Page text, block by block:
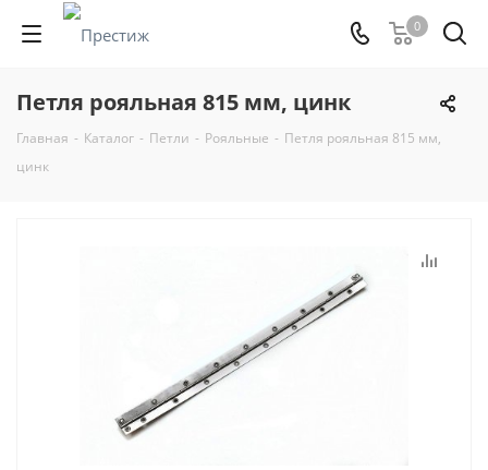
0
Петля рояльная 815 мм, цинк
Главная - Каталог - Петли - Рояльные - Петля рояльная 815 мм,
цинк